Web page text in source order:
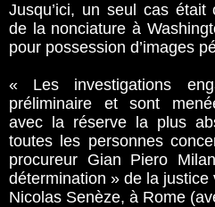
Jusqu’ici, un seul cas était
de la nonciature à
pour possession d’images
« Les investigations
préliminaire et sont
avec la réserve la plus
toutes les personnes
procureur Gian Piero
détermination » de la
Nicolas Senèze, à Rome